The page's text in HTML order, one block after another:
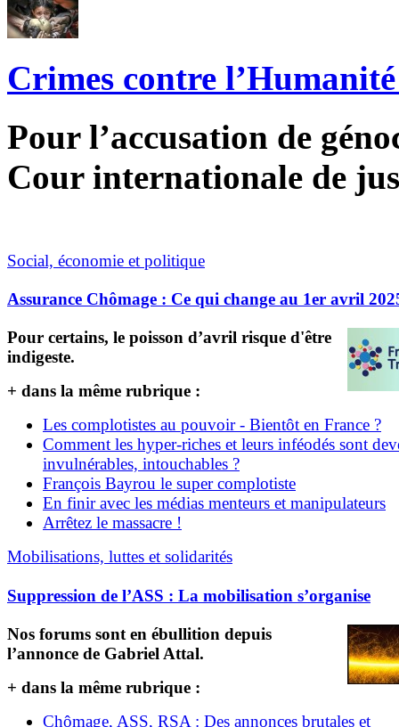
Crimes contre
Pour l’accusation de
Cour internationale de
Social, économie et politique
Assurance Chômage : Ce qui change au 1er avril
Pour certains, le poisson d’avril risque d'être
indigeste.
+ dans la même rubrique :
Les complotistes au pouvoir - Bientôt en France ?
Comment les hyper-riches et leurs inféodés sont
invulnérables, intouchables ?
François Bayrou le super complotiste
En finir avec les médias menteurs et manipulateurs
Arrêtez le massacre !
Mobilisations, luttes et solidarités
Suppression de l’ASS : La mobilisation s’organise
Nos forums sont en ébullition depuis
l’annonce de Gabriel Attal.
+ dans la même rubrique :
Chômage, ASS, RSA : Des annonces brutales et